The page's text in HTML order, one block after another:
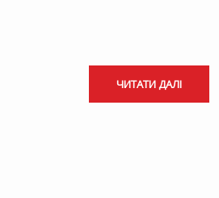
ЧИТАТИ ДАЛІ